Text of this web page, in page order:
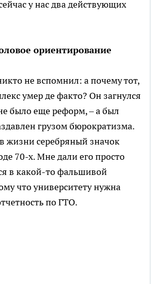
у нас два действующих
ориентирование
не вспомнил: а почему тот,
умер де факто? Он загнулся
было еще реформ, – а был
грузом бюрократизма.
жизни серебряный значок
70-х. Мне дали его просто
в какой-то фальшивой
что университету нужна
по ГТО.